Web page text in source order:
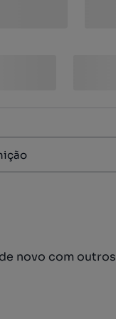
novo com outros